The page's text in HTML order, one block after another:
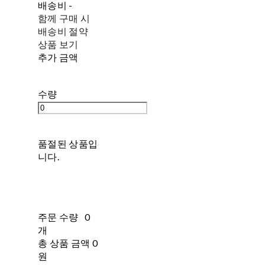
배송비 -
함께 구매 시
배송비 절약
상품 보기
추가 금액
수량
품절된 상품입
니다.
주문 수량 0
개
총 상품 금액 0
원